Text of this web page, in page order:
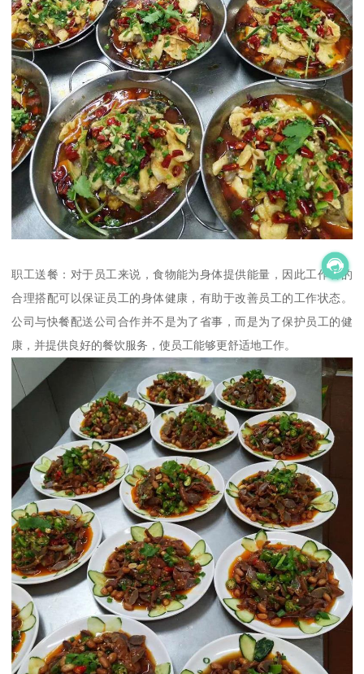
职工送餐：对于员工来说，食物能为身体提供能量，因此工作餐的
合理搭配可以保证员工的身体健康，有助于改善员工的工作状态。
公司与快餐配送公司合作并不是为了省事，而是为了保护员工的健
康，并提供良好的餐饮服务，使员工能够更舒适地工作。